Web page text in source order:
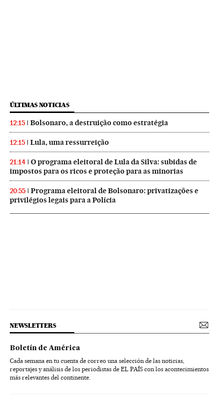
ÚLTIMAS NOTICIAS
12:15 Bolsonaro, a destruição como estratégia
12:15 Lula, uma ressurreição
21:14
O programa eleitoral de Lula da Silva: subidas de
impostos para os ricos e proteção para as minorias
20:55
Programa eleitoral de Bolsonaro: privatizações e
privilégios legais para a Polícia
NEWSLETTERS
Boletín de América
Cada semana en tu cuenta de correo una selección de las noticias,
reportajes y análisis de los periodistas de EL PAÍS con los acontecimientos
más relevantes del continente.